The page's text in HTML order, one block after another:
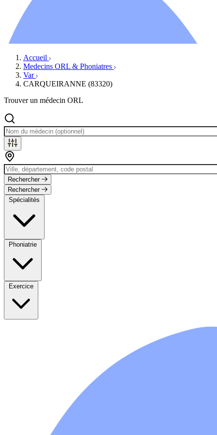
Ressources
Évènements
Accueil
Medecins ORL & Phoniatres
Var
CARQUEIRANNE (83320)
Trouver un médecin ORL
Rechercher
Rechercher
Spécialités
Phoniatrie
Exercice